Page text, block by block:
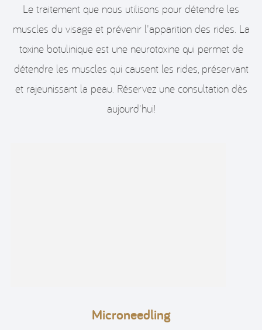
Le traitement que nous utilisons pour détendre les
muscles du visage et prévenir l'apparition des rides. La
toxine botulinique est une neurotoxine qui permet de
détendre les muscles qui causent les rides, préservant
et rajeunissant la peau. Réservez une consultation dès
aujourd'hui!
Microneedling